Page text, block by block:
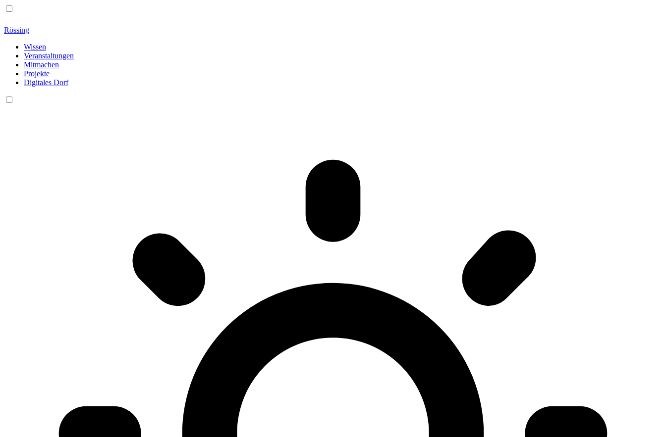
Rössing
Wissen
Veranstaltungen
Mitmachen
Projekte
Digitales Dorf